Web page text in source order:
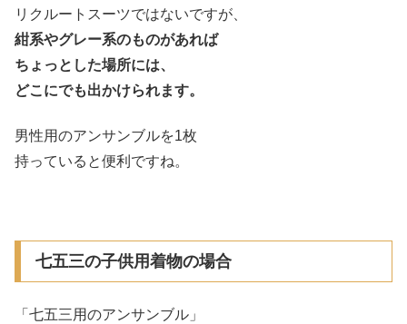
リクルートスーツではないですが、
紺系やグレー系のものがあれば
ちょっとした場所には、
どこにでも出かけられます。
男性用のアンサンブルを1枚
持っていると便利ですね。
七五三の子供用着物の場合
「七五三用のアンサンブル」